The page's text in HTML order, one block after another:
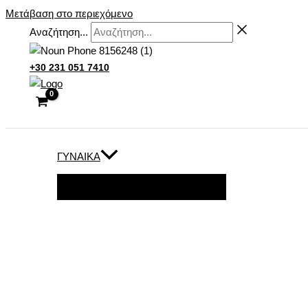
Μετάβαση στο περιεχόμενο
Αναζήτηση...
+30 231 051 7410
ΓΥΝΑΊΚΑ